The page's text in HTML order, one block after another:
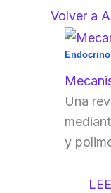
Volver a
Una
y